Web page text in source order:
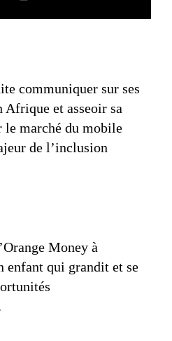
communiquer sur ses
Afrique et asseoir sa
le marché du mobile
de l’inclusion
Money à
enfant qui grandit et se